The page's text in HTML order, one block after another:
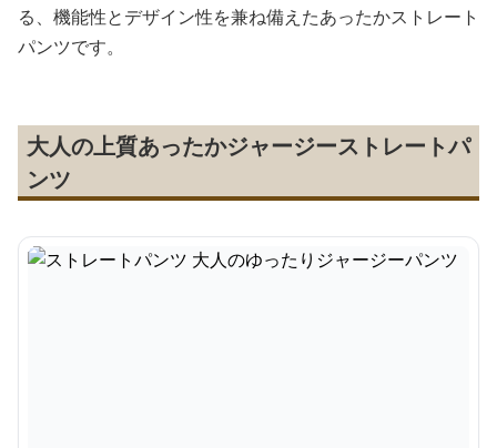
る、機能性とデザイン性を兼ね備えたあったかストレート
パンツです。
大人の上質あったかジャージーストレートパ
ンツ